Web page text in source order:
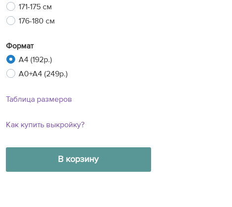
171-175 см
176-180 см
Формат
A4 (192р.)
A0+A4 (249р.)
Таблица размеров
Как купить выкройку?
В корзину